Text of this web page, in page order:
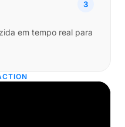
3
em tempo real para